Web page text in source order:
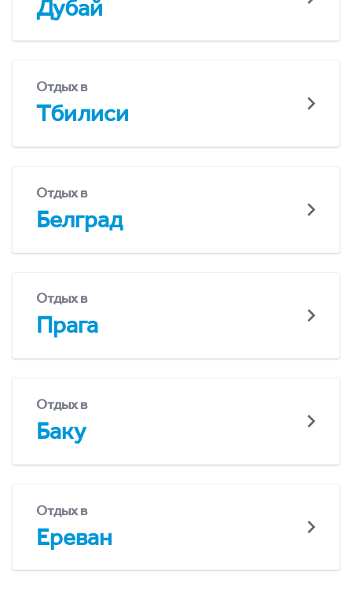
Дубай
Отдых в
Тбилиси
Отдых в
Белград
Отдых в
Прага
Отдых в
Баку
Отдых в
Ереван